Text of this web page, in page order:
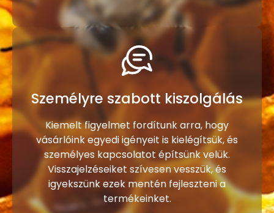
Személyre szabott kiszolgálás
Kiemelt figyelmet fordítunk arra, hogy
vásárlóink egyedi igényeit is kielégítsük, és
személyes kapcsolatot építsünk velük.
Visszajelzéseiket szívesen vesszük, és
igyekszünk ezek mentén fejleszteni a
termékeinket.